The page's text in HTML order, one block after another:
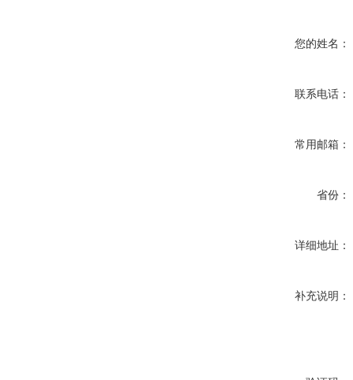
您的姓名：
联系电话：
常用邮箱：
省份：
详细地址：
补充说明：